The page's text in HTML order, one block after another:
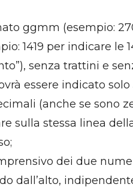
ggmm (esempio:
1419 per indicare le
senza trattini e
essere indicato solo
(anche se sono
stessa linea della
dei due
dall’alto,